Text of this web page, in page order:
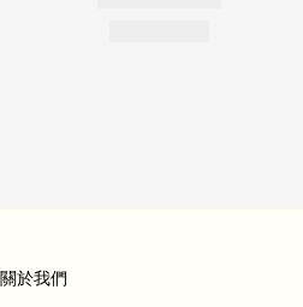
關於我們